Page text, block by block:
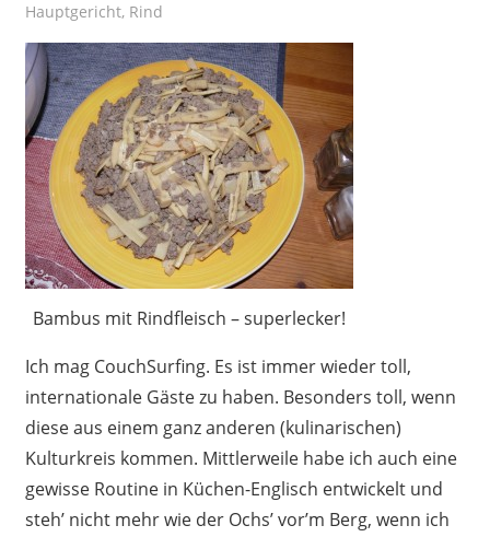
Hauptgericht, Rind
Bambus mit Rindfleisch – superlecker!
Ich mag CouchSurfing. Es ist immer wieder toll,
internationale Gäste zu haben. Besonders toll, wenn
diese aus einem ganz anderen (kulinarischen)
Kulturkreis kommen. Mittlerweile habe ich auch eine
gewisse Routine in Küchen-Englisch entwickelt und
steh’ nicht mehr wie der Ochs’ vor’m Berg, wenn ich